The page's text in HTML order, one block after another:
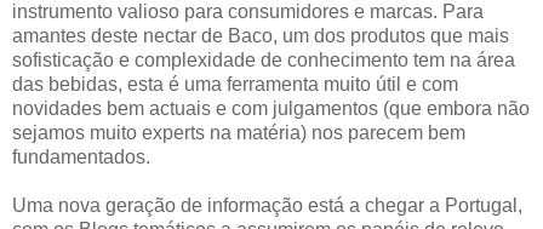
instrumento valioso para consumidores e marcas. Para
amantes deste nectar de Baco, um dos produtos que mais
sofisticação e complexidade de conhecimento tem na área
das bebidas, esta é uma ferramenta muito útil e com
novidades bem actuais e com julgamentos (que embora não
sejamos muito experts na matéria) nos parecem bem
fundamentados.
Uma nova geração de informação está a chegar a Portugal,